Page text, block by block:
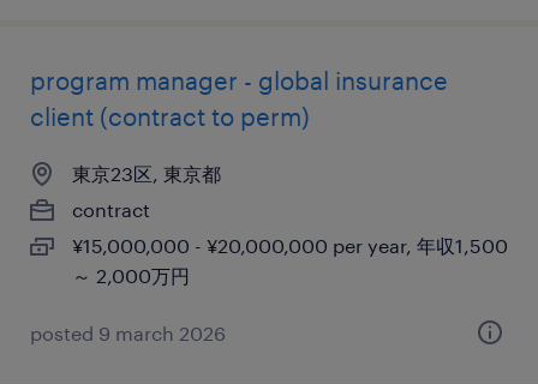
program manager - global insurance
client (contract to perm)
東京23区, 東京都
contract
¥15,000,000 - ¥20,000,000 per year, 年収1,500
～ 2,000万円
posted 9 march 2026